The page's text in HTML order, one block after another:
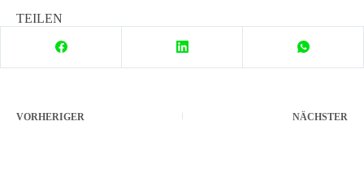
TEILEN
VORHERIGER NÄCHSTER